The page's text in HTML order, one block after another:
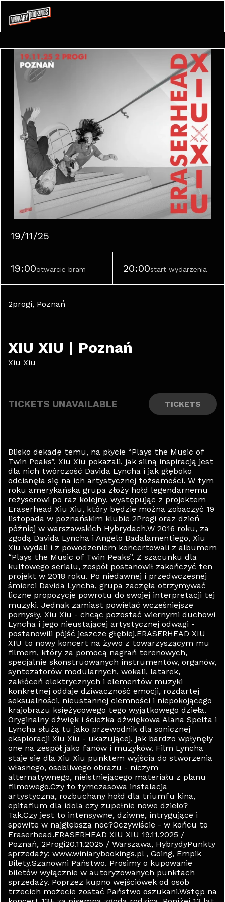
19/11/25
19:00otwarcie bram 20:00start wydarzenia
2progi, Poznań
XIU XIU | Poznań
Xiu Xiu
TICKETS UNAVAILABLE TICKETS
Blisko dekadę temu, na płycie “Plays the Music of
Twin Peaks”, Xiu Xiu pokazali, jak silną inspiracją jest
dla nich twórczość Davida Lyncha i jak głęboko
odcisnęła się na ich artystycznej tożsamości. W tym
roku amerykańska grupa złoży hołd legendarnemu
reżyserowi po raz kolejny, występując z projektem
Eraserhead Xiu Xiu, który będzie można zobaczyć 19
listopada w poznańskim klubie 2Progi oraz dzień
później w warszawskich Hybrydach.W 2016 roku, za
zgodą Davida Lyncha i Angelo Badalamentiego, Xiu
Xiu wydali i z powodzeniem koncertowali z albumem
“Plays the Music of Twin Peaks”. Z szacunku dla
kultowego serialu, zespół postanowił zakończyć ten
projekt w 2018 roku. Po niedawnej i przedwczesnej
śmierci Davida Lyncha, grupa zaczęła otrzymywać
liczne propozycje powrotu do swojej interpretacji tej
muzyki. Jednak zamiast powielać wcześniejsze
pomysły, Xiu Xiu - chcąc pozostać wiernymi duchowi
Lyncha i jego nieustającej artystycznej odwagi -
postanowili pójść jeszcze głębiej.ERASERHEAD XIU
XIU to nowy koncert na żywo z towarzyszącym mu
filmem, który za pomocą nagrań terenowych,
specjalnie skonstruowanych instrumentów, organów,
syntezatorów modularnych, wokali, latarek,
zakłóceń elektrycznych i elementów muzyki
konkretnej oddaje dziwaczność emocji, rozdartej
seksualności, nieustannej ciemności i niepokojącego
krajobrazu księżycowego tego wyjątkowego dzieła.
Oryginalny dźwięk i ścieżka dźwiękowa Alana Spelta i
Lyncha służą tu jako przewodnik dla sonicznej
eksploracji Xiu Xiu - ukazującej, jak bardzo wpłynęły
one na zespół jako fanów i muzyków. Film Lyncha
staje się dla Xiu Xiu punktem wyjścia do stworzenia
własnego, osobliwego obrazu - niczym
alternatywnego, nieistniejącego materiału z planu
filmowego.Czy to tymczasowa instalacja
artystyczna, rozbuchany hołd dla triumfu kina,
epitafium dla idola czy zupełnie nowe dzieło?
Tak.Czy jest to intensywne, dziwne, intrygujące i
spowite w najgłębszą noc?Oczywiście - w końcu to
Eraserhead.ERASERHEAD XIU XIU 19.11.2025 /
Poznań, 2Progi20.11.2025 / Warszawa, HybrydyPunkty
sprzedaży: www.winiarybookings.pl , Going, Empik
Bilety.Szanowni Państwo. Prosimy o kupowanie
biletów wyłącznie w autoryzowanych punktach
sprzedaży. Poprzez kupno wejściówek od osób
trzecich możecie zostać Państwo oszukani.Wstęp na